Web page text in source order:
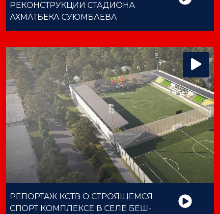
РЕКОНСТРУКЦИИ СТАДИОНА
АХМАТБЕКА СУЮМБАЕВА
РЕПОРТАЖ КСТВ О СТРОЯЩЕМСЯ
СПОРТ КОМПЛЕКСЕ В СЕЛЕ БЕШ-